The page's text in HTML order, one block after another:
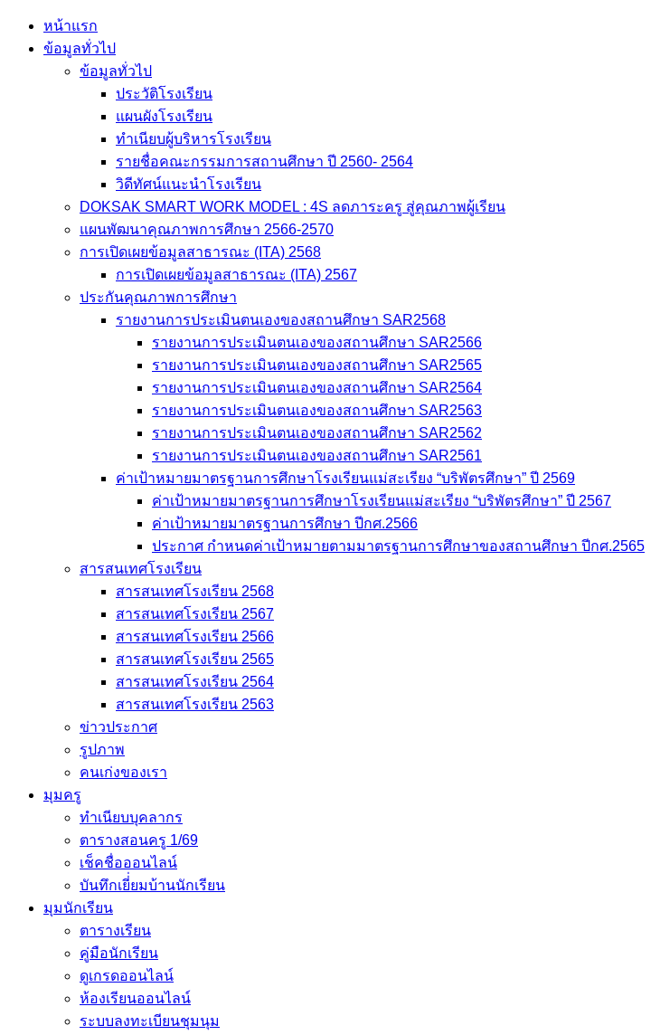
Skip
หน้าแรก
ข้อมูลทั่วไป
ข้อมูลทั่วไป
ประวัติโรงเรียน
แผนผังโรงเรียน
ทำเนียบผู้บริหารโรงเรียน
รายชื่อคณะกรรมการสถานศึกษา ปี 2560- 2564
วิดีทัศน์แนะนำโรงเรียน
DOKSAK SMART WORK MODEL : 4S ลดภาระครู สู่คุณภาพผู้เรียน
แผนพัฒนาคุณภาพการศึกษา 2566-2570
การเปิดเผยข้อมูลสาธารณะ (ITA) 2568
การเปิดเผยข้อมูลสาธารณะ (ITA) 2567
ประกันคุณภาพการศึกษา
รายงานการประเมินตนเองของสถานศึกษา SAR2568
รายงานการประเมินตนเองของสถานศึกษา SAR2566
รายงานการประเมินตนเองของสถานศึกษา SAR2565
รายงานการประเมินตนเองของสถานศึกษา SAR2564
รายงานการประเมินตนเองของสถานศึกษา SAR2563
รายงานการประเมินตนเองของสถานศึกษา SAR2562
รายงานการประเมินตนเองของสถานศึกษา SAR2561
ค่าเป้าหมายมาตรฐานการศึกษาโรงเรียนแม่สะเรียง “บริพัตรศึกษา” ปี 2569
ค่าเป้าหมายมาตรฐานการศึกษาโรงเรียนแม่สะเรียง “บริพัตรศึกษา” ปี 2567
ค่าเป้าหมายมาตรฐานการศึกษา ปีกศ.2566
ประกาศ กำหนดค่าเป้าหมายตามมาตรฐานการศึกษาของสถานศึกษา ปีกศ.2565
สารสนเทศโรงเรียน
สารสนเทศโรงเรียน 2568
สารสนเทศโรงเรียน 2567
สารสนเทศโรงเรียน 2566
สารสนเทศโรงเรียน 2565
สารสนเทศโรงเรียน 2564
สารสนเทศโรงเรียน 2563
ข่าวประกาศ
รูปภาพ
คนเก่งของเรา
มุมครู
ทำเนียบบุคลากร
ตารางสอนครู 1/69
เช็คชื่อออนไลน์
บันทึกเยี่่ยมบ้านนักเรียน
มุมนักเรียน
ตารางเรียน
คู่มือนักเรียน
ดูเกรดออนไลน์
ห้องเรียนออนไลน์
ระบบลงทะเบียนชุมนุม